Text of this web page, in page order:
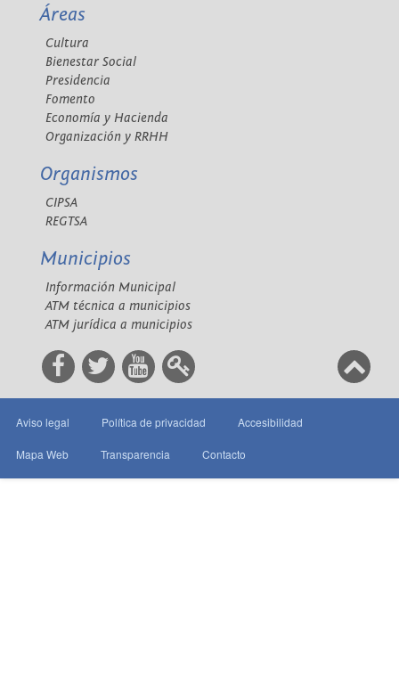
Áreas
Cultura
Bienestar Social
Presidencia
Fomento
Economía y Hacienda
Organización y RRHH
Organismos
CIPSA
REGTSA
Municipios
Información Municipal
ATM técnica a municipios
ATM jurídica a municipios
Aviso legal Política de privacidad Accesibilidad
Mapa Web Transparencia Contacto